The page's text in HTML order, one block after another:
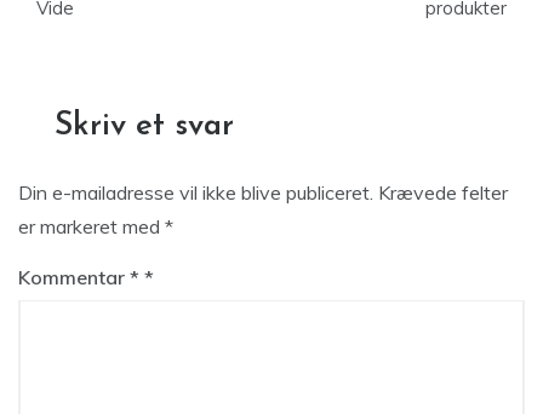
Vide
produkter
Skriv et svar
Din e-mailadresse vil ikke blive publiceret. Krævede felter
er markeret med *
Kommentar *